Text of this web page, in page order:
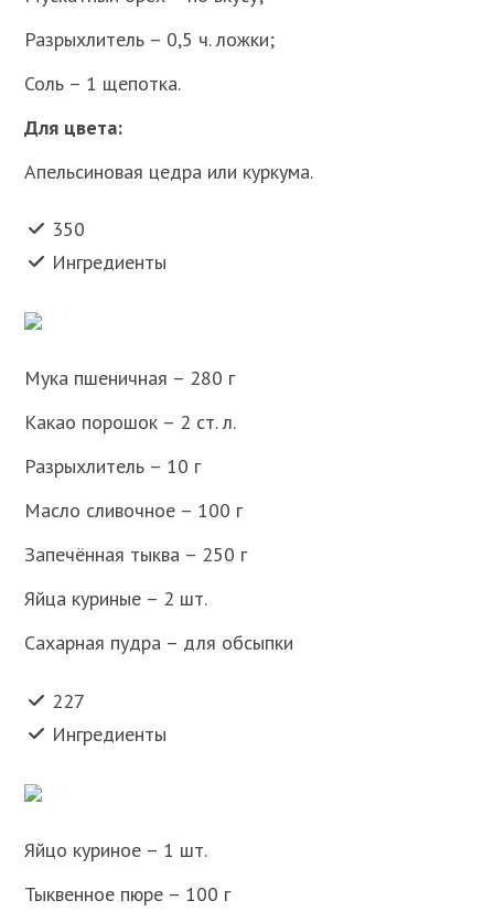
Разрыхлитель – 0,5 ч. ложки;
Соль – 1 щепотка.
Для цвета:
Апельсиновая цедра или куркума.
350
Ингредиенты
Мука пшеничная – 280 г
Какао порошок – 2 ст. л.
Разрыхлитель – 10 г
Масло сливочное – 100 г
Запечённая тыква – 250 г
Яйца куриные – 2 шт.
Сахарная пудра – для обсыпки
227
Ингредиенты
Яйцо куриное – 1 шт.
Тыквенное пюре – 100 г